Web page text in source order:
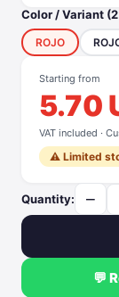
Color / Variant
ROJO
Starting from
5.70
VAT included ·
⚠️ Limited
Quantity: −
💬